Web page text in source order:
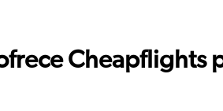
Cheapflights